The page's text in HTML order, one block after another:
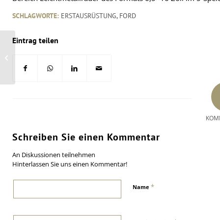
SCHLAGWORTE: ERSTAUSRÜSTUNG, FORD
Eintrag teilen
Schreiben Sie einen Kommentar
An Diskussionen teilnehmen
Hinterlassen Sie uns einen Kommentar!
Name *